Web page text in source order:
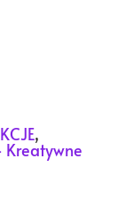
,
Kreatywne